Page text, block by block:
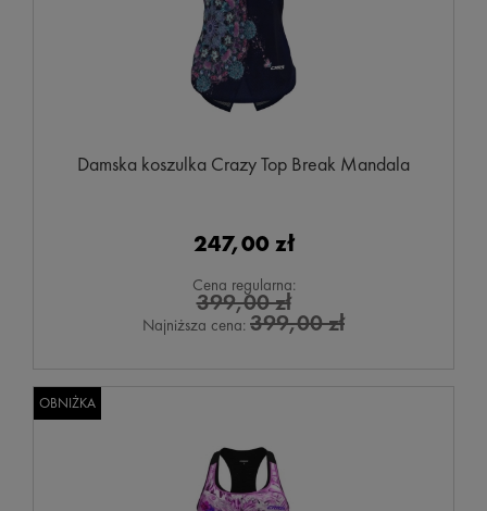
Damska koszulka Crazy Top Break Mandala
247,00 zł
Cena regularna:
399,00 zł
Najniższa cena: 399,00 zł
OBNIŻKA